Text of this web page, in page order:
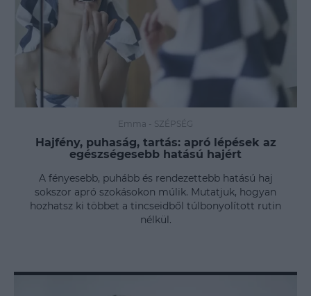
Emma - SZÉPSÉG
Hajfény, puhaság, tartás: apró lépések az
egészségesebb hatású hajért
A fényesebb, puhább és rendezettebb hatású haj
sokszor apró szokásokon múlik. Mutatjuk, hogyan
hozhatsz ki többet a tincseidből túlbonyolított rutin
nélkül.